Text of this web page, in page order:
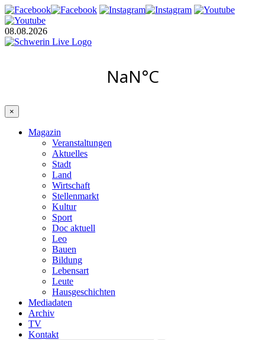
08.08.2026
×
Magazin
Veranstaltungen
Aktuelles
Stadt
Land
Wirtschaft
Stellenmarkt
Kultur
Sport
Doc aktuell
Leo
Bauen
Bildung
Lebensart
Leute
Hausgeschichten
Mediadaten
Archiv
TV
Kontakt